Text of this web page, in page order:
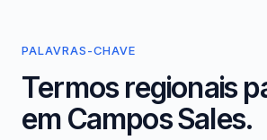
PALAVRAS-CHAVE
Termos regionais
em Campos Sales.